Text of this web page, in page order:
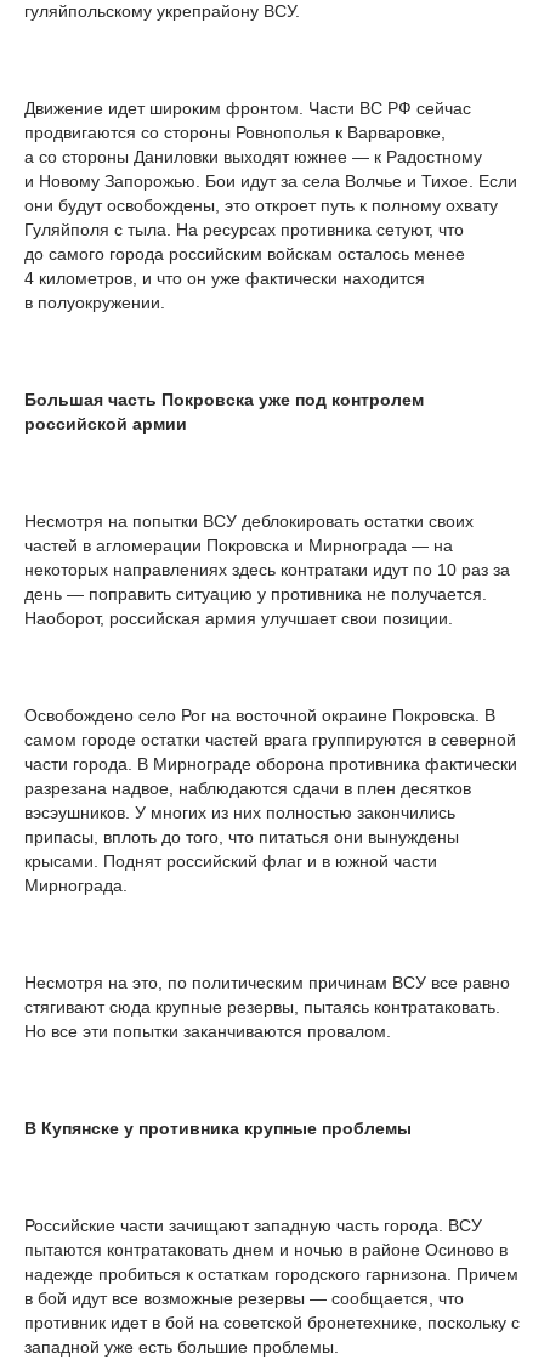
гуляйпольскому укрепрайону ВСУ.
Движение идет широким фронтом. Части ВС РФ сейчас
продвигаются со стороны Ровнополья к Варваровке,
а со стороны Даниловки выходят южнее — к Радостному
и Новому Запорожью. Бои идут за села Волчье и Тихое. Если
они будут освобождены, это откроет путь к полному охвату
Гуляйполя с тыла. На ресурсах противника сетуют, что
до самого города российским войскам осталось менее
4 километров, и что он уже фактически находится
в полуокружении.
Большая часть Покровска уже под контролем
российской армии
Несмотря на попытки ВСУ деблокировать остатки своих
частей в агломерации Покровска и Мирнограда — на
некоторых направлениях здесь контратаки идут по 10 раз за
день — поправить ситуацию у противника не получается.
Наоборот, российская армия улучшает свои позиции.
Освобождено село Рог на восточной окраине Покровска. В
самом городе остатки частей врага группируются в северной
части города. В Мирнограде оборона противника фактически
разрезана надвое, наблюдаются сдачи в плен десятков
вэсэушников. У многих из них полностью закончились
припасы, вплоть до того, что питаться они вынуждены
крысами. Поднят российский флаг и в южной части
Мирнограда.
Несмотря на это, по политическим причинам ВСУ все равно
стягивают сюда крупные резервы, пытаясь контратаковать.
Но все эти попытки заканчиваются провалом.
В Купянске у противника крупные проблемы
Российские части зачищают западную часть города. ВСУ
пытаются контратаковать днем и ночью в районе Осиново в
надежде пробиться к остаткам городского гарнизона. Причем
в бой идут все возможные резервы — сообщается, что
противник идет в бой на советской бронетехнике, поскольку с
западной уже есть большие проблемы.